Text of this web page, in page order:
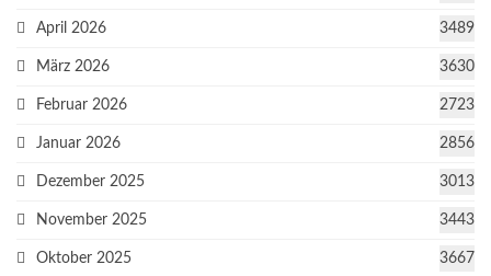
April 2026 3489
März 2026 3630
Februar 2026 2723
Januar 2026 2856
Dezember 2025 3013
November 2025 3443
Oktober 2025 3667